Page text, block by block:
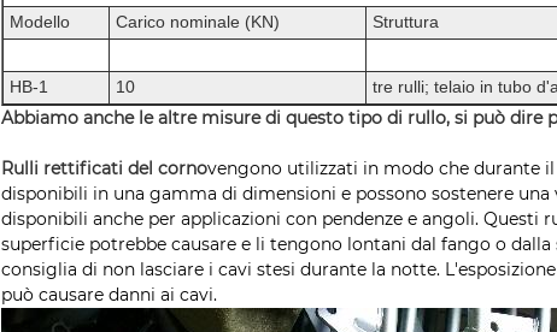
Modello
Carico nominale (KN) Struttura
HB-1
10 tre rulli; telaio in tubo
Abbiamo anche le altre misure di questo tipo di rullo, si può dire
Rulli rettificati del cornovengono utilizzati in modo che durante
disponibili in una gamma di dimensioni e possono sostenere
disponibili anche per applicazioni con pendenze e angoli.
superficie potrebbe causare e li tengono lontani dal fango o
consiglia di non lasciare i cavi stesi durante la notte.
può causare danni ai cavi.